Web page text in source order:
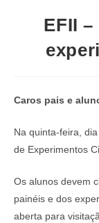
EFII
Caros pais e
Na quinta-feira,
de Experimentos
Os alunos devem
painéis e dos
aberta para